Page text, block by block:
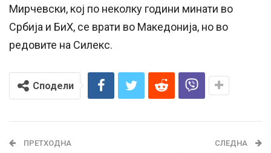
Мирчевски, кој по неколку години минати во
Србија и БиХ, се врати во Македонија, но во
редовите на Силекс.
Сподели
ПРЕТХОДНА СЛЕДНА